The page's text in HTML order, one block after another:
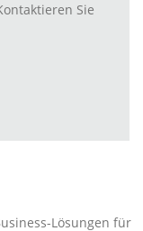
Sie
Lösungen für